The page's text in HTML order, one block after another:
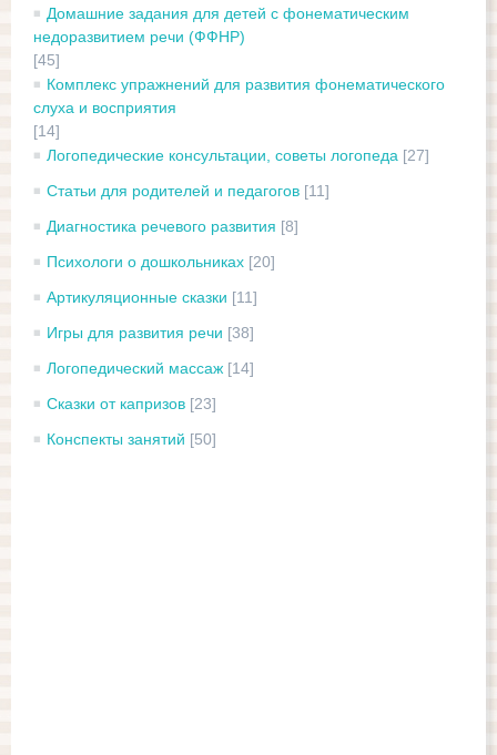
Домашние задания для детей с фонематическим
недоразвитием речи (ФФНР)
[45]
Комплекс упражнений для развития фонематического
слуха и восприятия
[14]
Логопедические консультации, советы логопеда [27]
Статьи для родителей и педагогов [11]
Диагностика речевого развития [8]
Психологи о дошкольниках [20]
Артикуляционные сказки [11]
Игры для развития речи [38]
Логопедический массаж [14]
Сказки от капризов [23]
Конспекты занятий [50]